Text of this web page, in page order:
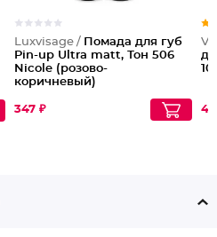
Luxvisage / Помада для губ
Pin-up Ultra matt, Тон 506
Nicole (розово-
коричневый)
347 ₽